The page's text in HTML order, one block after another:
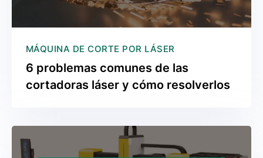
MÁQUINA DE CORTE POR LÁSER
6 problemas comunes de las
cortadoras láser y cómo resolverlos